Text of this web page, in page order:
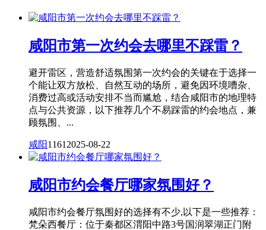
咸阳市第一次约会去哪里不踩雷？
避开雷区，营造舒适氛围第一次约会的关键在于选择一
个能让双方放松、自然互动的场所，避免因环境嘈杂、
消费过高或活动安排不当而尴尬，结合咸阳市的地理特
点与公共资源，以下推荐几个不易踩雷的约会地点，兼
顾氛围、...
咸阳1161 2025-08-22
咸阳市约会餐厅哪家氛围好？
咸阳市约会餐厅氛围好的选择有不少,以下是一些推荐：
梵朵西餐厅：位于秦都区渭阳中路3号国润翠湖正门附